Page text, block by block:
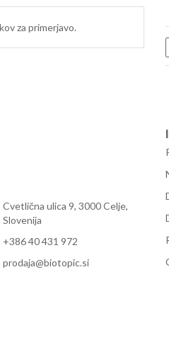
za primerjavo.
Cvetlična ulica 9, 3000 Celje,
Slovenija
+386 40 431 972
prodaja@biotopic.si